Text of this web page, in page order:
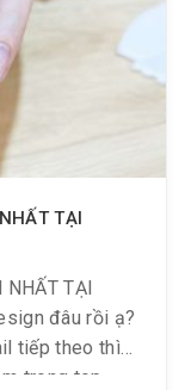
TẠI
NHẤT TẠI
đâu rồi ạ?
tiếp theo thì
trong top